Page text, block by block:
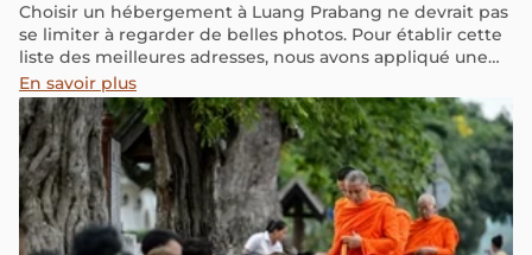
Choisir un hébergement à Luang Prabang ne devrait pas
se limiter à regarder de belles photos. Pour établir cette
liste des meilleures adresses, nous avons appliqué une
méthodologie rigoureuse. Nous avons croisé les notes
sur les plateformes de réservation, analysé les avis
Google et pris en compte les retours réels de nos
voyageurs. Mais surtout, cette sélection est le fruit de nos
15 années d'expertise dans le tourisme en Asie du Sud-
Est.
En savoir plus